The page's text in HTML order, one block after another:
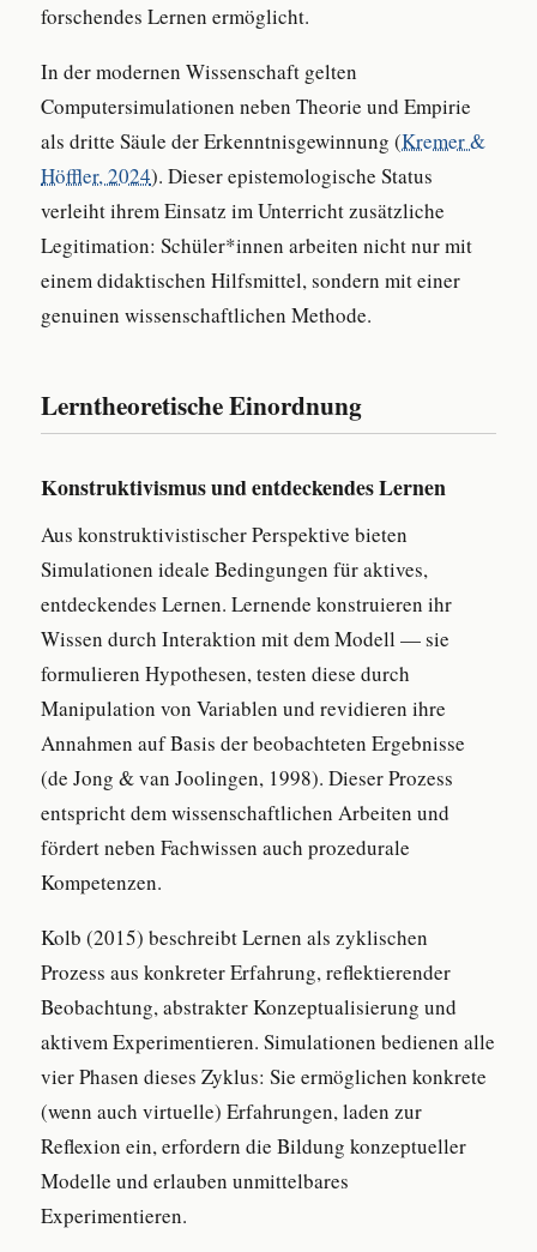
forschendes Lernen ermöglicht.
In der modernen Wissenschaft gelten
Computersimulationen neben Theorie und Empirie
als dritte Säule der Erkenntnisgewinnung (Kremer &
Höffler, 2024). Dieser epistemologische Status
verleiht ihrem Einsatz im Unterricht zusätzliche
Legitimation: Schüler*innen arbeiten nicht nur mit
einem didaktischen Hilfsmittel, sondern mit einer
genuinen wissenschaftlichen Methode.
Lerntheoretische Einordnung
Konstruktivismus und entdeckendes Lernen
Aus konstruktivistischer Perspektive bieten
Simulationen ideale Bedingungen für aktives,
entdeckendes Lernen. Lernende konstruieren ihr
Wissen durch Interaktion mit dem Modell — sie
formulieren Hypothesen, testen diese durch
Manipulation von Variablen und revidieren ihre
Annahmen auf Basis der beobachteten Ergebnisse
(de Jong & van Joolingen, 1998). Dieser Prozess
entspricht dem wissenschaftlichen Arbeiten und
fördert neben Fachwissen auch prozedurale
Kompetenzen.
Kolb (2015) beschreibt Lernen als zyklischen
Prozess aus konkreter Erfahrung, reflektierender
Beobachtung, abstrakter Konzeptualisierung und
aktivem Experimentieren. Simulationen bedienen alle
vier Phasen dieses Zyklus: Sie ermöglichen konkrete
(wenn auch virtuelle) Erfahrungen, laden zur
Reflexion ein, erfordern die Bildung konzeptueller
Modelle und erlauben unmittelbares
Experimentieren.